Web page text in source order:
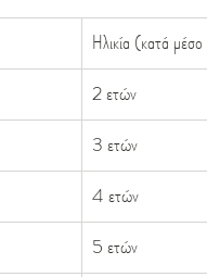
Ηλικία (κατά
2 ετών
3 ετών
4 ετών
5 ετών